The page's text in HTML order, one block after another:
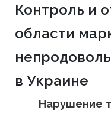
Контроль и
области
в Украине
Нарушение